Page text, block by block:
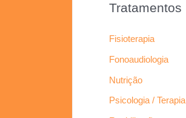
Tratamentos
Fisioterapia
Fonoaudiologia
Nutrição
Psicologia / Terapia